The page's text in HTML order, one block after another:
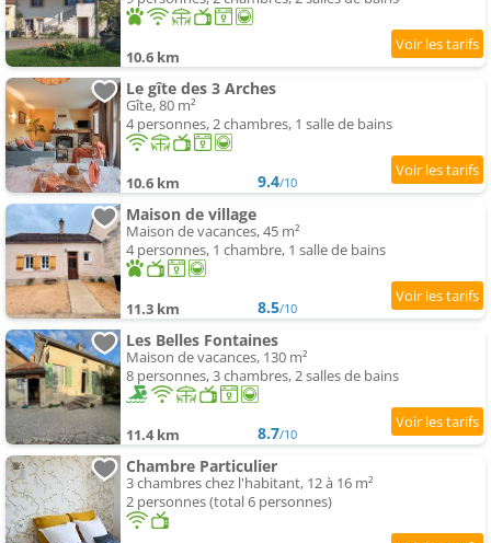
10.6 km
Le gîte des 3 Arches
Gîte, 80 m²
4 personnes, 2 chambres, 1 salle de bains
10.6 km 9.4/10
Maison de village
Maison de vacances, 45 m²
4 personnes, 1 chambre, 1 salle de bains
11.3 km 8.5/10
Les Belles Fontaines
Maison de vacances, 130 m²
8 personnes, 3 chambres, 2 salles de bains
11.4 km 8.7/10
Chambre Particulier
3 chambres chez l'habitant, 12 à 16 m²
2 personnes (total 6 personnes)